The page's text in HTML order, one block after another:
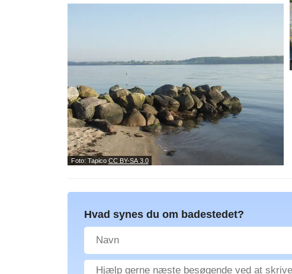
Foto: Tapico CC BY-SA 3.0
Hvad synes du om badestedet?